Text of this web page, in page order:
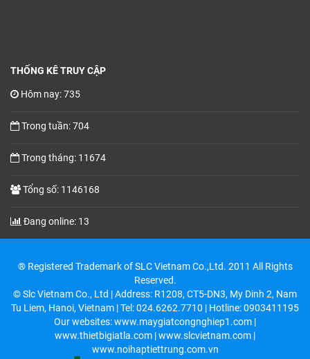
THỐNG KÊ TRUY CẬP
Hôm nay: 735
Trong tuần: 704
Trong tháng: 11674
Tổng số: 1146168
Đang online: 13
® Registered Trademark of SLC Vietnam Co.,Ltd. 2011 All Rights
Reserved.
© Slc Vietnam Co., Ltd | Address: R1208, CT5-DN3, My Dinh 2, Nam
Tu Liem, Hanoi, Vietnam | Tel: 024.6262.7710 | Hotline: 0903411195
Our websites: www.maygiatcongnghiep1.com |
www.thietbigiatla.com | www.slcvietnam.com |
www.noihaptiettrung.com.vn